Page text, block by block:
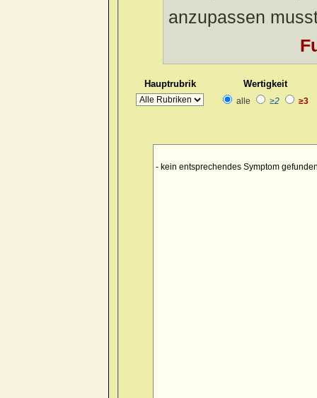
anzupassen
Hauptrubrik Wertigkeit
alle ≥2 ≥3
- kein entsprechendes Symptom